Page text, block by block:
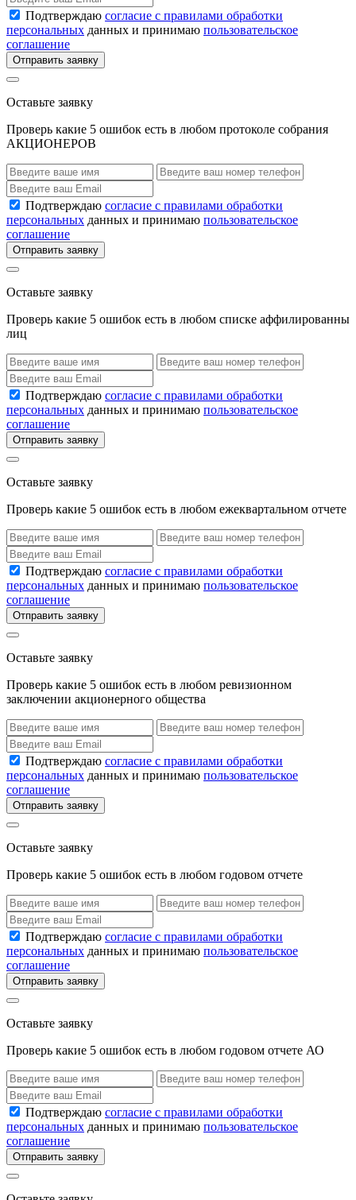
Подтверждаю согласие с правилами обработки
персональных данных и принимаю пользовательское
соглашение
Отправить заявку
Оставьте заявку
Проверь какие 5 ошибок есть в любом протоколе собрания
АКЦИОНЕРОВ
Подтверждаю согласие с правилами обработки
персональных данных и принимаю пользовательское
соглашение
Отправить заявку
Оставьте заявку
Проверь какие 5 ошибок есть в любом списке аффилированны
лиц
Подтверждаю согласие с правилами обработки
персональных данных и принимаю пользовательское
соглашение
Отправить заявку
Оставьте заявку
Проверь какие 5 ошибок есть в любом ежеквартальном отчете
Подтверждаю согласие с правилами обработки
персональных данных и принимаю пользовательское
соглашение
Отправить заявку
Оставьте заявку
Проверь какие 5 ошибок есть в любом ревизионном
заключении акционерного общества
Подтверждаю согласие с правилами обработки
персональных данных и принимаю пользовательское
соглашение
Отправить заявку
Оставьте заявку
Проверь какие 5 ошибок есть в любом годовом отчете
Подтверждаю согласие с правилами обработки
персональных данных и принимаю пользовательское
соглашение
Отправить заявку
Оставьте заявку
Проверь какие 5 ошибок есть в любом годовом отчете АО
Подтверждаю согласие с правилами обработки
персональных данных и принимаю пользовательское
соглашение
Отправить заявку